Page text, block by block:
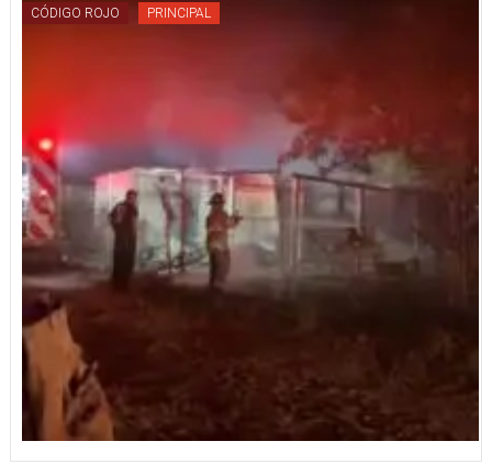
CÓDIGO ROJO PRINCIPAL